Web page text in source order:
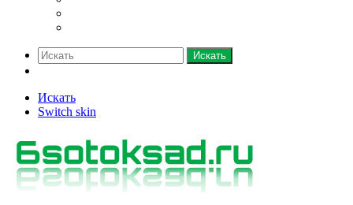
Искать
Искать
Switch skin